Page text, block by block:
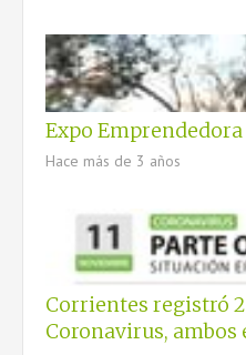
Expo
Hace más de 3 años
Corrientes registró
Coronavirus, ambos